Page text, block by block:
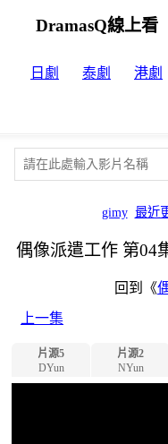
DramasQ線上看
日劇 泰劇 港劇
gimy 最近
偶像派遣工作 第04
回到《
上一集
片源5
DYun
片源2
NYun